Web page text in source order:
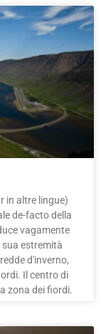
in altre lingue)
de-facto della
vagamente
sua estremità
d'inverno,
Il centro di
zona dei fiordi.